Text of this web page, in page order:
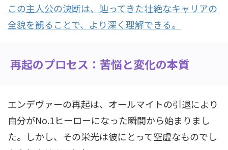
この主人公の決断は、辿ってきた壮絶なキャリアの
全貌を観ることで、より深く理解できる。
再起のプロセス：苦悩と変化の本質
エンデヴァーの再起は、オールマイトの引退により
自分がNo.1ヒーローになった瞬間から始まりまし
た。しかし、その栄光は彼にとって空虚なものでし